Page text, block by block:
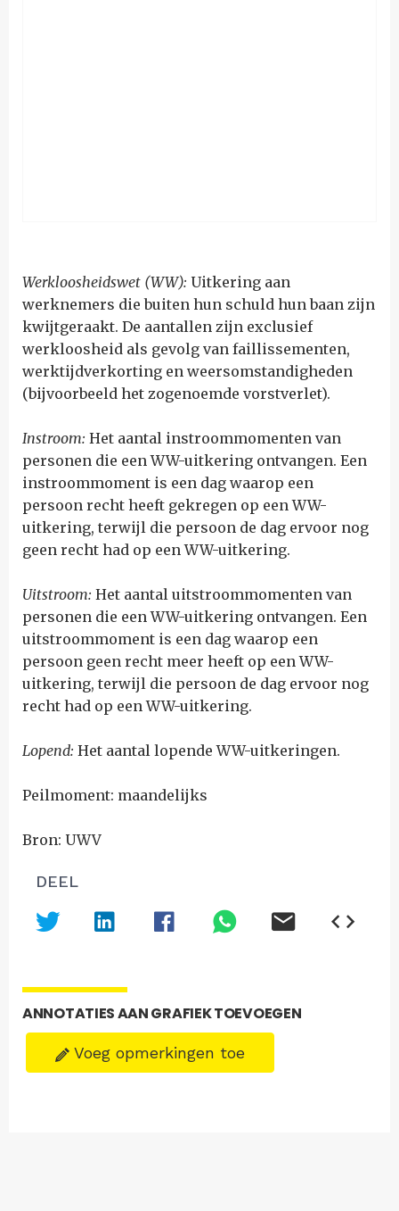
Werkloosheidswet (WW): Uitkering aan
werknemers die buiten hun schuld hun baan zijn
kwijtgeraakt. De aantallen zijn exclusief
werkloosheid als gevolg van faillissementen,
werktijdverkorting en weersomstandigheden
(bijvoorbeeld het zogenoemde vorstverlet).
Instroom: Het aantal instroommomenten van
personen die een WW-uitkering ontvangen. Een
instroommoment is een dag waarop een
persoon recht heeft gekregen op een WW-
uitkering, terwijl die persoon de dag ervoor nog
geen recht had op een WW-uitkering.
Uitstroom: Het aantal uitstroommomenten van
personen die een WW-uitkering ontvangen. Een
uitstroommoment is een dag waarop een
persoon geen recht meer heeft op een WW-
uitkering, terwijl die persoon de dag ervoor nog
recht had op een WW-uitkering.
Lopend: Het aantal lopende WW-uitkeringen.
Peilmoment: maandelijks
Bron: UWV
DEEL
ANNOTATIES AAN GRAFIEK TOEVOEGEN
Voeg opmerkingen toe